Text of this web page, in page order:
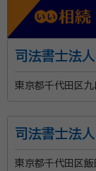
司法書士法
東京都千代田区
司法書士法人
東京都千代田区